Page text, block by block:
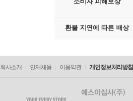
환불 지연에 따른 배상
회사소개 인재채용 이용약관 개인정보처리방침